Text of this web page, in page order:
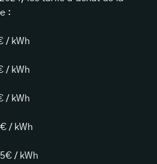
:
/ kWh
/ kWh
/ kWh
/ kWh
/ kWh